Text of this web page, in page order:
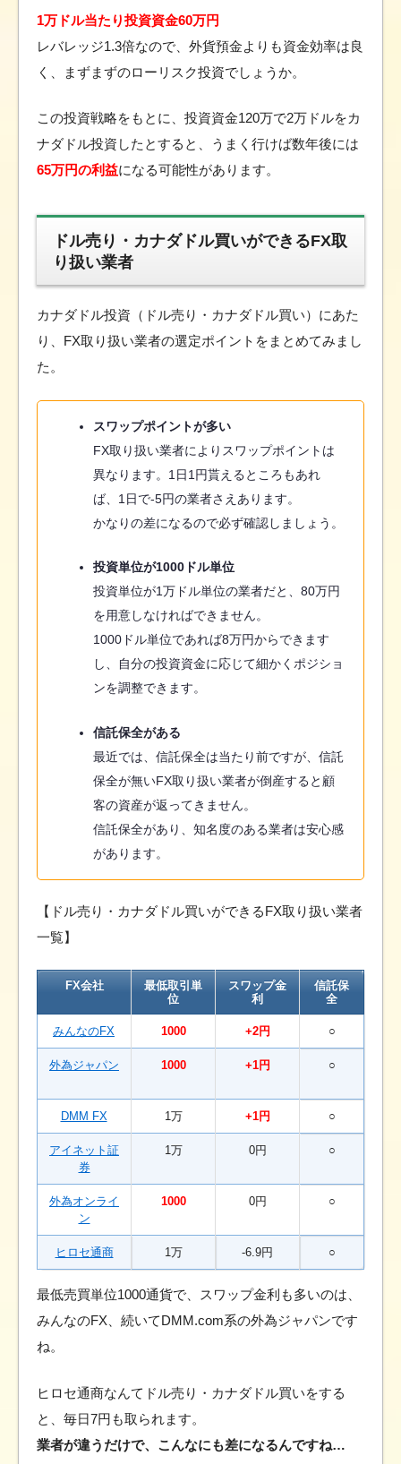
1万ドル当たり投資資金60万円
レバレッジ1.3倍なので、外貨預金よりも資金効率は良
く、まずまずのローリスク投資でしょうか。
この投資戦略をもとに、投資資金120万で2万ドルをカ
ナダドル投資したとすると、うまく行けば数年後には
65万円の利益になる可能性があります。
ドル売り・カナダドル買いができるFX取
り扱い業者
カナダドル投資（ドル売り・カナダドル買い）にあた
り、FX取り扱い業者の選定ポイントをまとめてみまし
た。
スワップポイントが多い
FX取り扱い業者によりスワップポイントは
異なります。1日1円貰えるところもあれ
ば、1日で-5円の業者さえあります。
かなりの差になるので必ず確認しましょう。
投資単位が1000ドル単位
投資単位が1万ドル単位の業者だと、80万円
を用意しなければできません。
1000ドル単位であれば8万円からできます
し、自分の投資資金に応じて細かくポジショ
ンを調整できます。
信託保全がある
最近では、信託保全は当たり前ですが、信託
保全が無いFX取り扱い業者が倒産すると顧
客の資産が返ってきません。
信託保全があり、知名度のある業者は安心感
があります。
【ドル売り・カナダドル買いができるFX取り扱い業者
一覧】
FX会社
最低取引単
位
スワップ金
利
信託保
全
みんなのFX 1000 +2円 ○
外為ジャパン 1000 +1円 ○
DMM FX 1万 +1円 ○
アイネット証
券
1万 0円 ○
外為オンライ
ン
1000 0円 ○
ヒロセ通商 1万 -6.9円 ○
最低売買単位1000通貨で、スワップ金利も多いのは、
みんなのFX、続いてDMM.com系の外為ジャパンです
ね。
ヒロセ通商なんてドル売り・カナダドル買いをする
と、毎日7円も取られます。
業者が違うだけで、こんなにも差になるんですね…